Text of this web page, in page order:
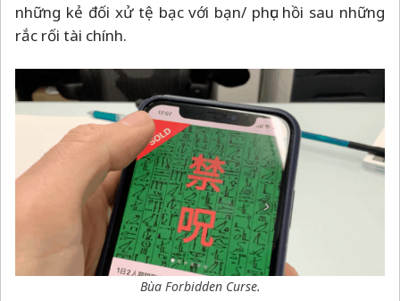
những kẻ đối xử tệ bạc với bạn/ phục hồi sau những
rắc rối tài chính.
Bùa Forbidden Curse.